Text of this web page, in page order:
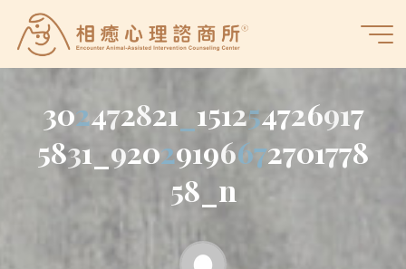
content
癒
理
諮
商
302472821 151254726917
5831 _92029196672701778
58 n